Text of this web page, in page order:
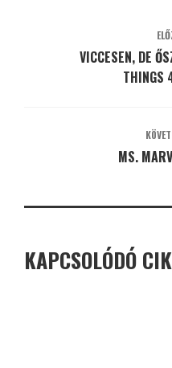
VICCESEN, DE
THINGS
MS.
KAPCSOLÓDÓ